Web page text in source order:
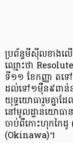
ប្រព័ន្ធមីស៊ីលខាងលើ
ឈ្មោះថា
ទី១១ ខែកញ្ញា ត
ដល់ទៅ១ម៉ឺន៩ពាន់
យុទ្ធយោធារួមគ្នាដ
នៅមូលដ្ឋានយោធាន
ចាប់ពីកោះហុកកៃ
(Okinawa)។